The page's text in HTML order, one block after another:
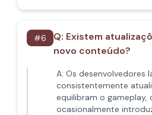
#6 Q: Existem
novo conteúdo?
A: Os desenvolvedores
consistentemente
equilibram o gameplay,
ocasionalmente